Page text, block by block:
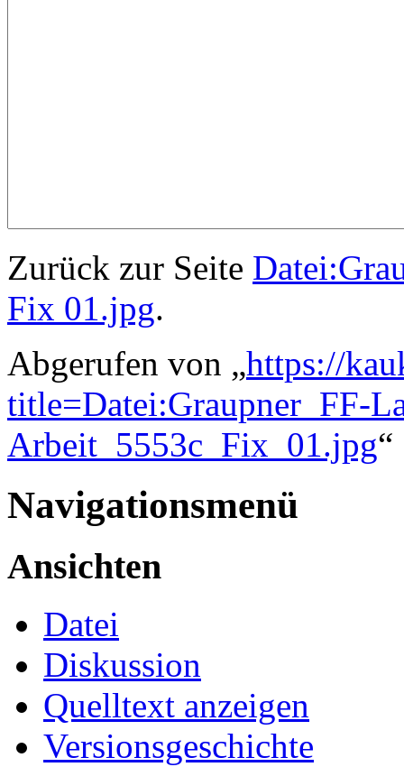
Zurück zur Seite
Fix 01.jpg.
Abgerufen von „https://
title=Datei:Graupner_FF-
Arbeit_5553c_Fix_01.jpg“
Navigationsmenü
Ansichten
Datei
Diskussion
Quelltext anzeigen
Versionsgeschichte